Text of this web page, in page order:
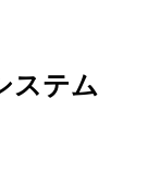
ステム